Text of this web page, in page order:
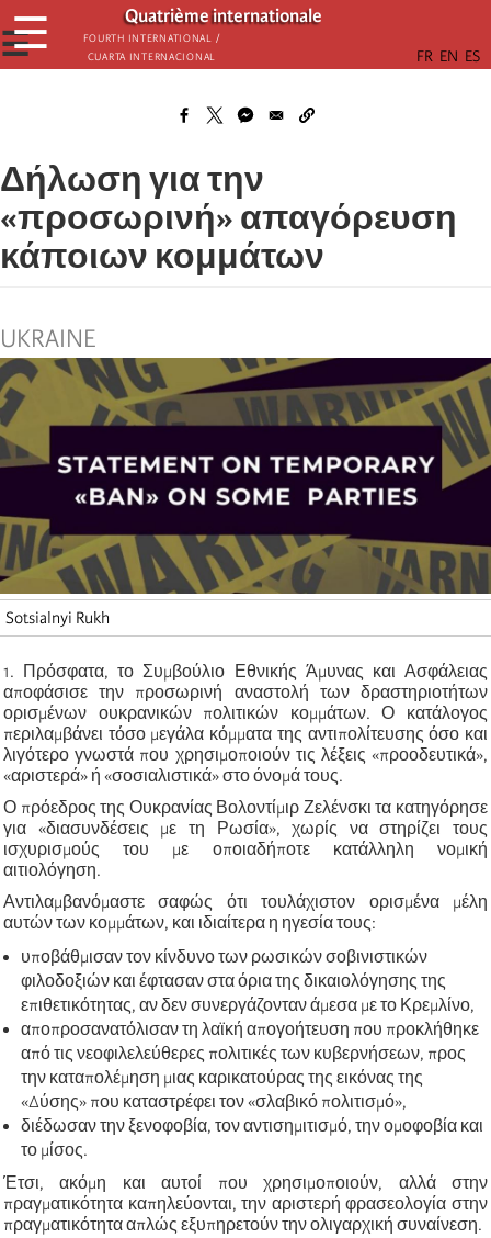
Παράκαμψη
προς
το
Quatrième internationale
Fourth International /
Cuarta Internacional
☰
☰
Δήλωση για την
«προσωρινή» απαγόρευση
κάποιων κομμάτων
UKRAINE
Sotsialnyi Rukh
1. Πρόσφατα, το Συμβούλιο Εθνικής Άμυνας και Ασφάλειας
αποφάσισε την προσωρινή αναστολή των δραστηριοτήτων
ορισμένων ουκρανικών πολιτικών κομμάτων. Ο κατάλογος
περιλαμβάνει τόσο μεγάλα κόμματα της αντιπολίτευσης όσο και
λιγότερο γνωστά που χρησιμοποιούν τις λέξεις «προοδευτικά»,
«αριστερά» ή «σοσιαλιστικά» στο όνομά τους.
Ο πρόεδρος της Ουκρανίας Βολοντίμιρ Ζελένσκι τα κατηγόρησε
για «διασυνδέσεις με τη Ρωσία», χωρίς να στηρίζει τους
ισχυρισμούς του με οποιαδήποτε κατάλληλη νομική
αιτιολόγηση.
Αντιλαμβανόμαστε σαφώς ότι τουλάχιστον ορισμένα μέλη
αυτών των κομμάτων, και ιδιαίτερα η ηγεσία τους:
υποβάθμισαν τον κίνδυνο των ρωσικών σοβινιστικών
φιλοδοξιών και έφτασαν στα όρια της δικαιολόγησης της
επιθετικότητας, αν δεν συνεργάζονταν άμεσα με το Κρεμλίνο,
αποπροσανατόλισαν τη λαϊκή απογοήτευση που προκλήθηκε
από τις νεοφιλελεύθερες πολιτικές των κυβερνήσεων, προς
την καταπολέμηση μιας καρικατούρας της εικόνας της
«Δύσης» που καταστρέφει τον «σλαβικό πολιτισμό»,
διέδωσαν την ξενοφοβία, τον αντισημιτισμό, την ομοφοβία και
το μίσος.
Έτσι, ακόμη και αυτοί που χρησιμοποιούν, αλλά στην
πραγματικότητα καπηλεύονται, την αριστερή φρασεολογία στην
πραγματικότητα απλώς εξυπηρετούν την ολιγαρχική συναίνεση.